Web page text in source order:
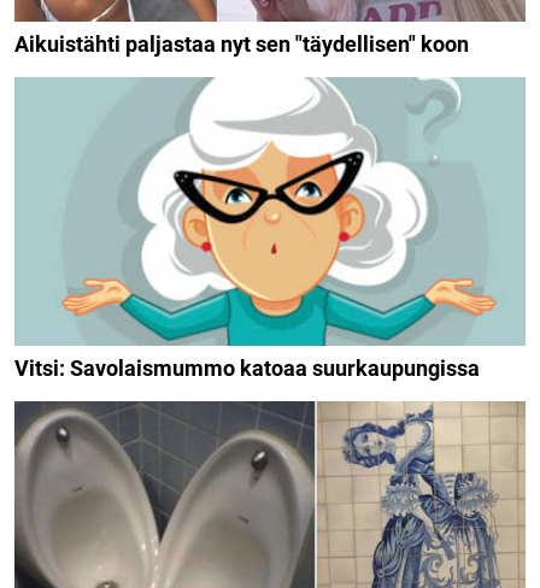
Aikuistähti paljastaa nyt sen "täydellisen" koon
Vitsi: Savolaismummo katoaa suurkaupungissa